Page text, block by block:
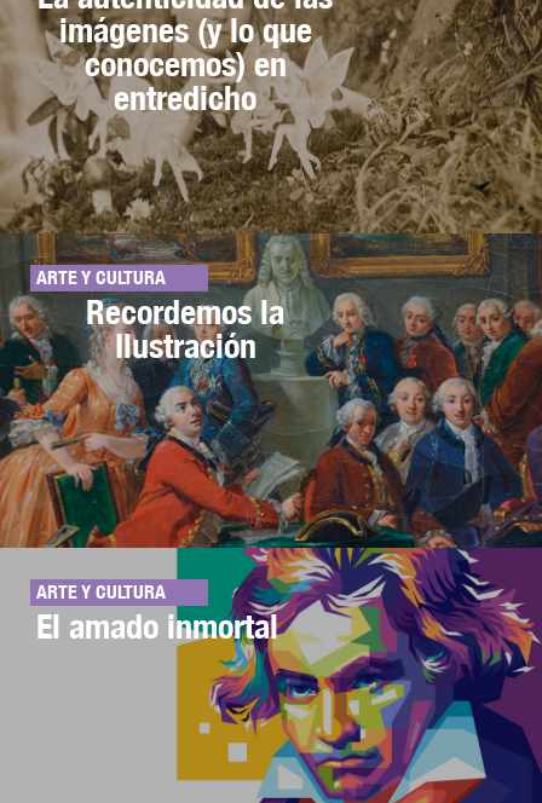
imágenes (y lo que
conocemos) en
entredicho
ARTE Y CULTURA
Recordemos la
Ilustración
ARTE Y CULTURA
El amado inmortal